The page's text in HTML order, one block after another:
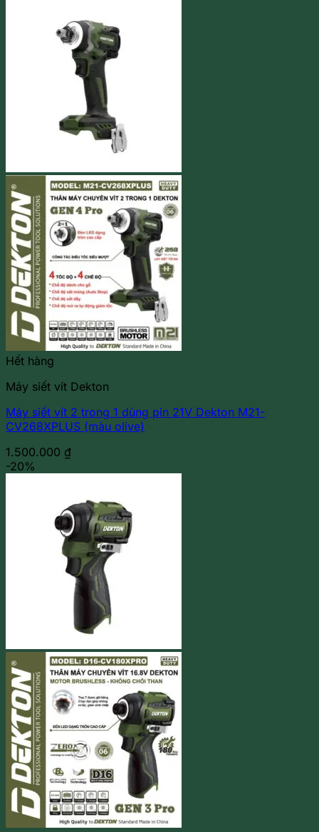
Hết hàng
Máy siết vít Dekton
Máy siết vít 2 trong 1 dùng pin 21V Dekton M21-
CV268XPLUS (màu olive)
1.500.000 ₫
-20%